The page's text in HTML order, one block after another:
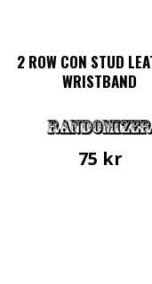
2 ROW CON STUD
WRISTBAND
75 kr